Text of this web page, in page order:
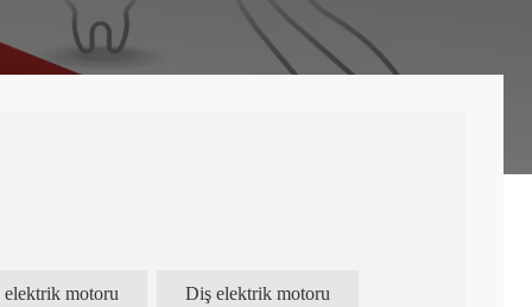
elektrik motoru Diş elektrik motoru